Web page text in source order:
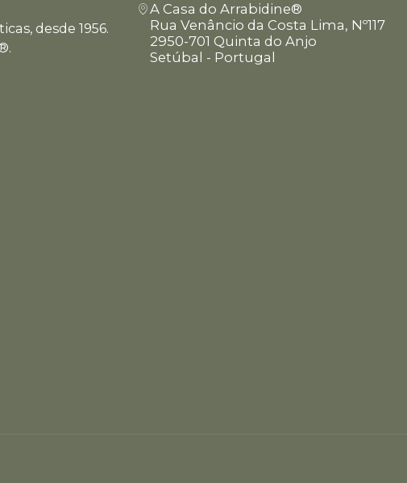
desde 1956.
A Casa do Arrabidine®
Rua Venâncio da Costa Lima, Nº117
2950-701 Quinta do Anjo
Setúbal - Portugal